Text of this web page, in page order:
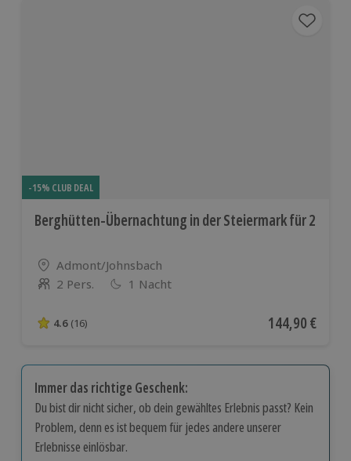
-15% CLUB DEAL
Berghütten-Übernachtung in der Steiermark für 2
Standort
Admont/Johnsbach
Anzahl der Teilnehmer
2 Pers. 1 Nacht
4.6 von 5 Sternen basierend auf 16 Bewertungen
4.6 (16) Aktueller Preis
144,90 €
Immer das richtige Geschenk:
Du bist dir nicht sicher, ob dein gewähltes Erlebnis passt? Kein
Problem, denn es ist bequem für jedes andere unserer
Erlebnisse einlösbar.